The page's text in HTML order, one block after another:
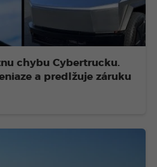
chybu Cybertrucku.
a predlžuje záruku